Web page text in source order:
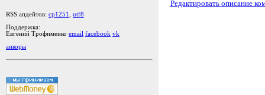
RSS апдейтов: cp1251
utf8
Поддержка:
Евгений Трофименко email facebook vk
анкоры
Редактировать описание